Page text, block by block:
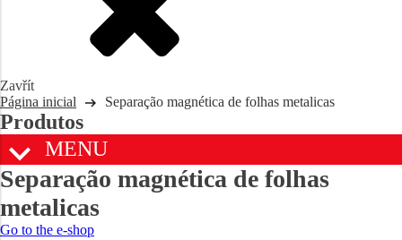
Zavřít
Página inicial Separação magnética de folhas metalicas
Produtos
MENU
Separação magnética de folhas
metalicas
Go to the e-shop